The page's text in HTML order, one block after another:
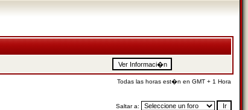
Todas las horas est�n en GMT + 1 Hora
Saltar a: